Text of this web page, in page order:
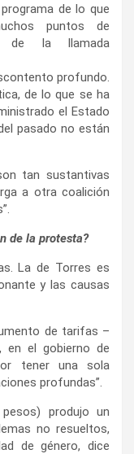
de lo que
puntos de
de la llamada
profundo.
de lo que se ha
el Estado
pasado no están
tan sustantivas
a otra coalición
de la protesta?
La de Torres es
y las causas
de tarifas ­–
en el gobierno de
tener una sola
profundas”.
produjo un
no resueltos,
de género, dice